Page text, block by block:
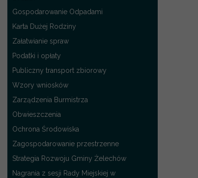
Gospodarowanie Odpadami
Karta Dużej Rodziny
Załatwianie spraw
Podatki i opłaty
Publiczny transport zbiorowy
Wzory wniosków
Zarządzenia Burmistrza
Obwieszczenia
Ochrona Środowiska
Zagospodarowanie przestrzenne
Strategia Rozwoju Gminy Żelechów
Nagrania z sesji Rady Miejskiej w